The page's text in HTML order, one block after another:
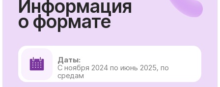
Даты:
С ноября 2024 по июнь 2025, по
Время:
19:00–20:30 мск